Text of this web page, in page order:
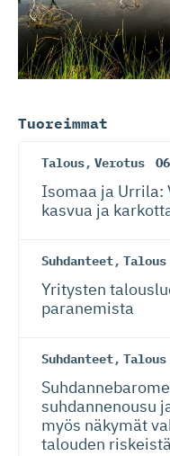
Tuoreimmat
Talous, Verotus
Isomaa ja Urrila:
kasvua ja
Suhdanteet, Talous
Yritysten
paranemista
Suhdanteet, Talous
suhdannenousu
myös näkymät
talouden